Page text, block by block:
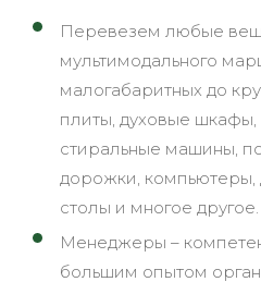
Перевезем любые
мультимодального
малогабаритных до
плиты, духовые
стиральные машины,
дорожки, компьютеры,
столы и многое другое.
Менеджеры –
большим опытом